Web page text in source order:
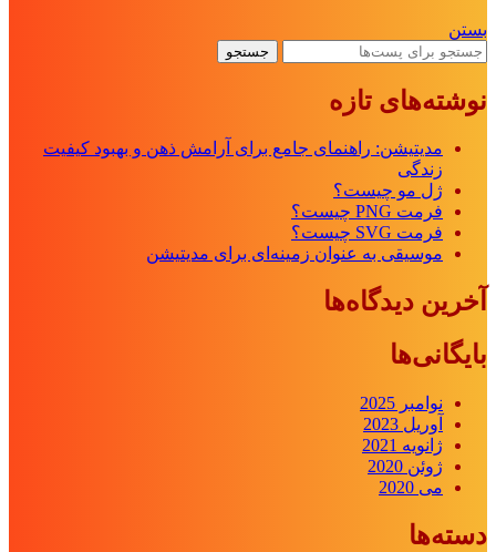
بستن
جستجو
نوشته‌های تازه
مدیتیشن: راهنمای جامع برای آرامش ذهن و بهبود کیفیت
زندگی
ژل مو چیست؟
فرمت PNG چیست؟
فرمت SVG چیست؟
موسیقی به عنوان زمینه‌ای برای مدیتیشن
آخرین دیدگاه‌ها
بایگانی‌ها
نوامبر 2025
آوریل 2023
ژانویه 2021
ژوئن 2020
می 2020
دسته‌ها